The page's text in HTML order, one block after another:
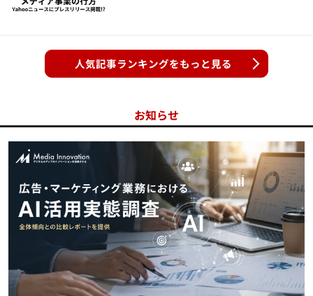
人気記事ランキングをもっと見る
お知らせ